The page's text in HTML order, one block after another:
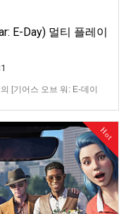
E-Day) 멀티 플레이
[기어스 오브 워: E-데이
Hot